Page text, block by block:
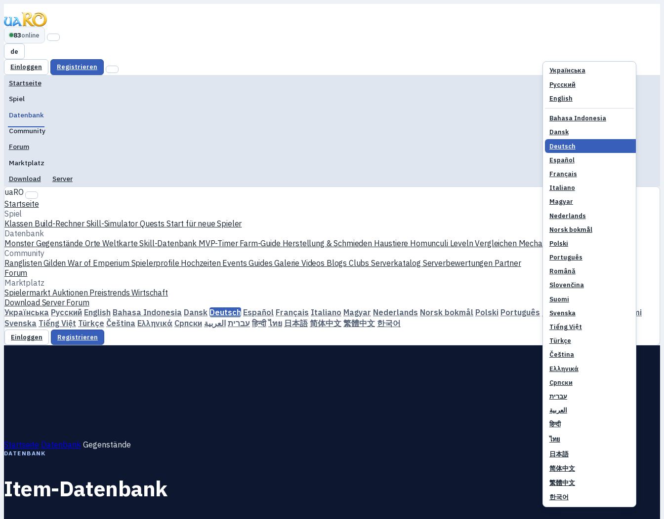
83online
de
Українська
Русский
English
Bahasa Indonesia
Dansk
Deutsch
Español
Français
Italiano
Magyar
Nederlands
Norsk bokmål
Polski
Português
Română
Slovenčina
Suomi
Svenska
Tiếng Việt
Türkçe
Čeština
Ελληνικά
Српски
עברית
العربية
हिन्दी
ไทย
日本語
简体中文
繁體中文
한국어
Einloggen Registrieren
Startseite
Spiel
Datenbank
Community
Forum
Marktplatz
Download
Server
uaRO
Startseite
Spiel
Klassen Build-Rechner Skill-Simulator Quests Start für neue Spieler
Datenbank
Monster Gegenstände OrteWeltkarteSkill-Datenbank MVP-Timer Farm-Guide Herstellung & Schmieden Haustiere Homunculi LevelnVergleichen MechanikenReferenzen
Community
RanglistenGildenWar of Emperium Spielerprofile Hochzeiten EventsGuidesGalerie Videos Blogs Clubs Serverkatalog Serverbewertungen Partner
Forum
Marktplatz
Spielermarkt Auktionen PreistrendsWirtschaft
Download Server Forum
Українська Русский English Bahasa Indonesia Dansk Deutsch Español Français Italiano Magyar Nederlands Norsk bokmål Polski Português Română Slovenčina
Suomi
Svenska Tiếng Việt Türkçe Čeština Ελληνικά Српски עברית العربية हिन्दी ไทย 日本語 简体中文 繁體中文 한국어
Einloggen Registrieren
Startseite Datenbank Gegenstände
DATENBANK
Item-Datenbank